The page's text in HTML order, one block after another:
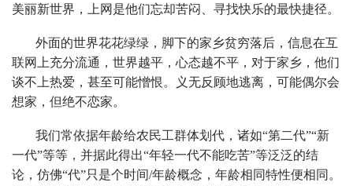
美丽新世界，上网是他们忘却苦闷、寻找快乐的最快捷径。
外面的世界花花绿绿，脚下的家乡贫穷落后，信息在互
联网上充分流通，世界越平，心态越不平，对于家乡，他们
谈不上热爱，甚至可能憎恨。义无反顾地逃离，可能偶尔会
想家，但绝不恋家。
我们常依据年龄给农民工群体划代，诸如“第二代”“新
一代”等等，并据此得出“年轻一代不能吃苦”等泛泛的结
论，仿佛“代”只是个时间/年龄概念，年龄相同特性便相同。